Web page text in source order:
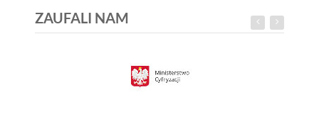
ZAUFALI NAM